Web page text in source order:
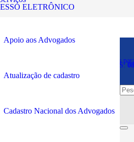
ELETRÔNICO
5900
Plantão de Prerrogativas
SOS PRERROGATIVAS:
Apoio aos Advogados
Atualização de cadastro
Cadastro Nacional dos Advogados
Subseção:
aprova
às leis